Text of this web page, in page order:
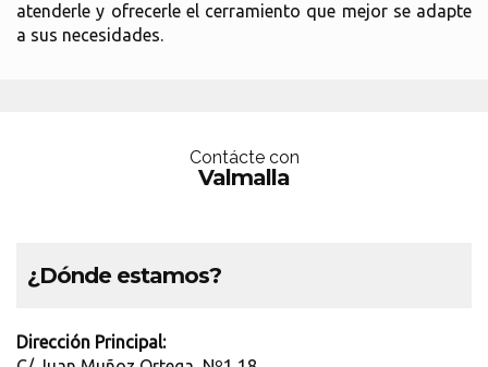
atenderle y ofrecerle el cerramiento que mejor se adapte
a sus necesidades.
Contácte con
Valmalla
¿Dónde estamos?
Dirección Principal: